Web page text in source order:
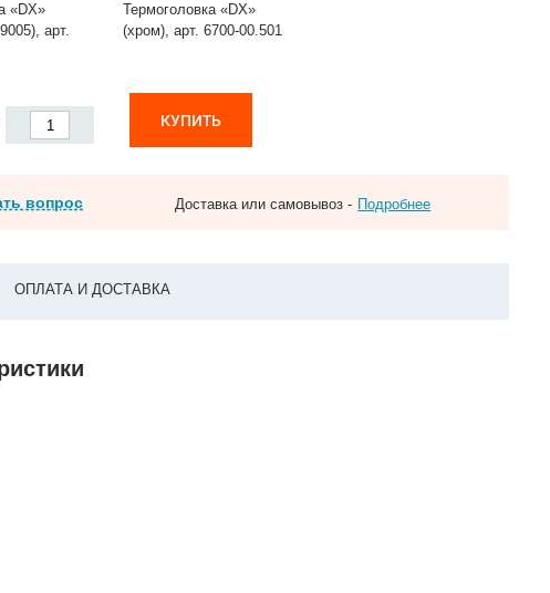
«DX»
арт.
Термоголовка «DX»
(хром), арт. 6700-00.501
КУПИТЬ
вопрос Доставка или самовывоз - Подробнее
ОПЛАТА И ДОСТАВКА